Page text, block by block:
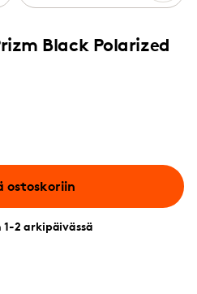
Black Polarized
ostoskoriin
2 arkipäivässä